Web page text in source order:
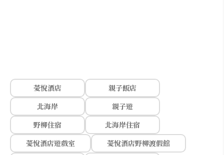
薆悅酒店
親子飯店
北海岸
親子遊
野柳住宿
北海岸住宿
薆悅酒店遊戲室
薆悅酒店野柳渡假館